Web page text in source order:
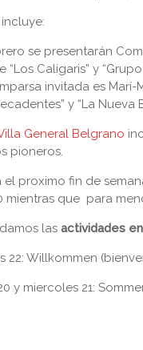
se presentarán
Caligaris” y
invitada es
y “La Nueva
General Belgrano
pioneros.
el proximo fin de
mientras que para
las actividades
22: Willkommen
y miercoles 21: